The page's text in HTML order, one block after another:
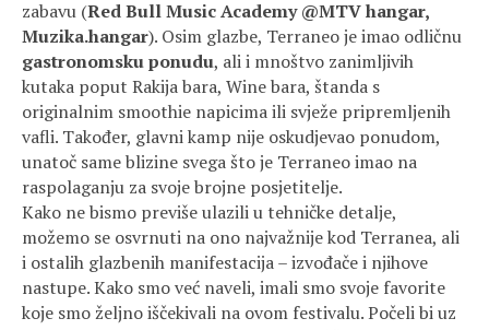
zabavu (Red Bull Music Academy @MTV hangar,
Muzika.hangar). Osim glazbe, Terraneo je imao odličnu
gastronomsku ponudu, ali i mnoštvo zanimljivih
kutaka poput Rakija bara, Wine bara, štanda s
originalnim smoothie napicima ili svježe pripremljenih
vafli. Također, glavni kamp nije oskudjevao ponudom,
unatoč same blizine svega što je Terraneo imao na
raspolaganju za svoje brojne posjetitelje.
Kako ne bismo previše ulazili u tehničke detalje,
možemo se osvrnuti na ono najvažnije kod Terranea, ali
i ostalih glazbenih manifestacija – izvođače i njihove
nastupe. Kako smo već naveli, imali smo svoje favorite
koje smo željno iščekivali na ovom festivalu. Počeli bi uz